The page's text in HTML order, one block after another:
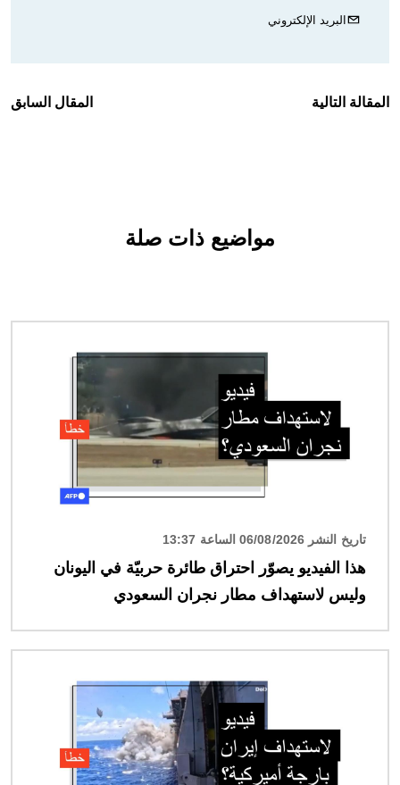
البريد الإلكتروني
المقالة التالية المقال السابق
مواضيع ذات صلة
تاريخ النشر 06/08/2026 الساعة 13:37
هذا الفيديو يصوّر احتراق طائرة حربيّة في اليونان
وليس لاستهداف مطار نجران السعودي